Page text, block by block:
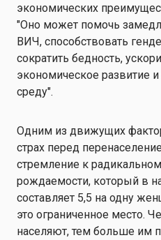
экономических
"Оно может помочь
ВИЧ, способствовать
сократить бедность,
экономическое развитие
среду".
Одним из движущих
страх перед
стремление к
рождаемости, который в
составляет 5,5 на одну
это ограниченное место.
населяют, тем больше им